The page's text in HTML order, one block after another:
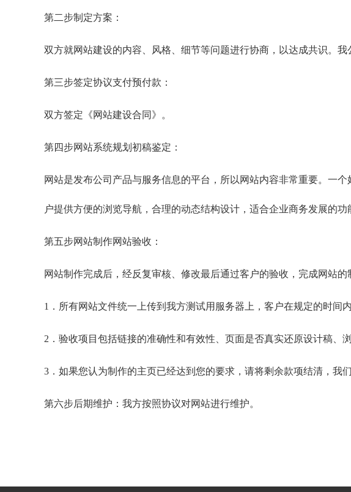
第二步制定方案：
双方就网站建设的内容、风格、细节等问题进行协商，以达成共识。
第三步签定协议支付预付款：
双方签定《网站建设合同》。
第四步网站系统规划初稿鉴定：
网站是发布公司产品与服务信息的平台，所以网站内容非常重要。一
户提供方便的浏览导航，合理的动态结构设计，适合企业商务发展的
第五步网站制作网站验收：
网站制作完成后，经反复审核、修改最后通过客户的验收，完成网站的
1．所有网站文件统一上传到我方测试用服务器上，客户在规定的时间
2．验收项目包括链接的准确性和有效性、页面是否真实还原设计稿
3．如果您认为制作的主页已经达到您的要求，请将剩余款项结清，我
第六步后期维护：我方按照协议对网站进行维护。